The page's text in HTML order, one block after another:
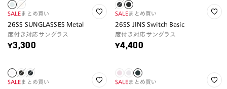
SALEまとめ買い
26SS SUNGLASSES Metal
度付き対応サングラス
¥3,300
SALEまとめ買い
26SS JINS Switch Basic
度付き対応サングラス
¥4,400
SALEまとめ買い SALEまとめ買い